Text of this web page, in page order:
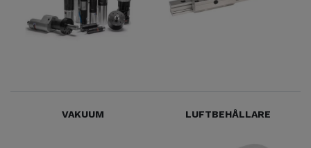
VAKUUM LUFTBEHÅLLARE